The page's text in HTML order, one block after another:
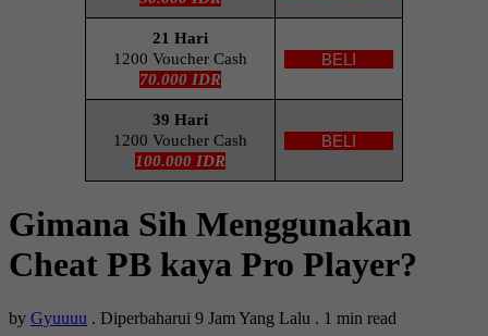
21 Hari
1200 Voucher Cash
70.000 IDR
BELI
39 Hari
1200 Voucher Cash
100.000 IDR
BELI
Gimana Sih Menggunakan
Cheat PB kaya Pro Player?
by Gyuuuu . Diperbaharui 9 Jam Yang Lalu . 1 min read